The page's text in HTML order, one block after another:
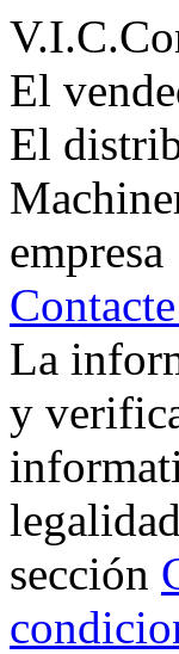
El
El
empresa
La
y
sección